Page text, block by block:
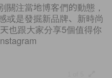
關注當地博客們的動態，
或是發掘新品牌、新時尚
也跟大家分享5個值得你